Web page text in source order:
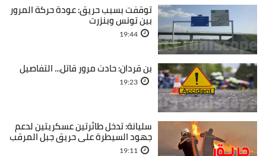
توقفت بسبب حريق: عودة حركة المرور
بين تونس وبنزرت
19:44
بن قردان: حادث مرور قاتل... التفاصيل
19:23
سليانة: تدخل طائرتين عسكريتين لدعم
جهود السيطرة على حريق جبل المرقب
19:11